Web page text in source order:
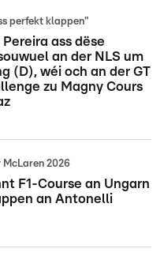
perfekt klappen"
Pereira ass dëse
an der NLS um
(D), wéi och an der GT
zu Magny Cours
McLaren 2026
F1-Course an Ungarn
an Antonelli